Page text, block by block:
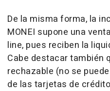
De la misma forma, la
MONEI supone una
line, pues reciben la
Cabe destacar también
rechazable (no se
de las tarjetas de